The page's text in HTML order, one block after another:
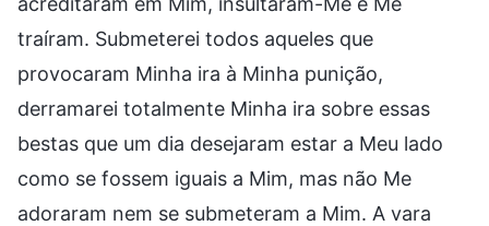
traíram. Submeterei todos aqueles que
provocaram Minha ira à Minha punição,
derramarei totalmente Minha ira sobre essas
bestas que um dia desejaram estar a Meu lado
como se fossem iguais a Mim, mas não Me
adoraram nem se submeteram a Mim. A vara